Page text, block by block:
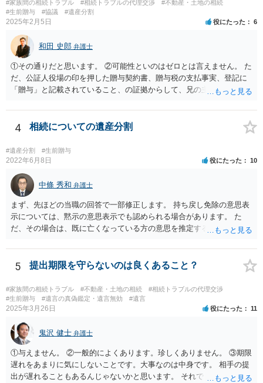
#家族間の相続トラブル #相続トラブルの代理交渉
#不動産・土地の相続
#生前贈与
#協議 #遺産分割
2025年2月5日 役にたった 6
和田 史郎 弁護士
①その通りだと思います。 ②可能性といのはゼロとは言えません。 た
だ、公証人役場の印を押した贈与契約書、贈与税の支払事実、登記に
「贈与」と記載されていること、の証拠からして、兄の主張は通らな
わなければ、遺産分割調停を申し立てて進めるのがベターのような気
がしますね。
4 相続についての遺産分割
#遺産分割 #生前贈与
2022年6月8日 役にたった 10
中條 秀和 弁護士
まず、先ほどの当職の回答で一部修正します。 持ち戻し免除の意思表
示については、黙示の意思表示でも認められる場合があります。 た
だ、その場合は、既に亡くなっている方の意思を推定することになり
持ち戻し免除の意思表示は書面で明確にしておいていただくべきとい
う結論は変わりません。 誤解を与えるような回答でした。失礼しまし
戻しをすべて免除する」というのがオーソドックスなものですが、ご
心配ならば、弁護士のところに行って、特別受益となりそうな贈与に
ついて説明した上で、適切な文言についてご相談してみてはいかがで
しょうか。
5 提出期限を守らないのは良くあること？
#家族間の相続トラブル #不動産・土地の相続
#相続トラブルの代理交渉
#生前贈与
#遺言の真偽鑑定・遺言無効 #遺言
2025年3月26日 役にたった 11
鬼沢 健士 弁護士
①与えません。 ②一般的によくあります。珍しくありません。 ③期限
遅れをあまりに気にしないことです。大事なのは中身です。 相手の提
出が遅れることもあるんじゃないかと思います。 それでもあなた有利